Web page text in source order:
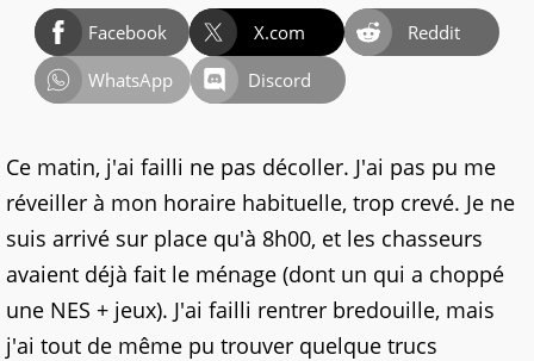
Facebook X.com
Reddit
WhatsApp
Discord
Ce matin, j'ai failli ne pas décoller. J'ai pas pu me
réveiller à mon horaire habituelle, trop crevé. Je ne
suis arrivé sur place qu'à 8h00, et les chasseurs
avaient déjà fait le ménage (dont un qui a choppé
une NES + jeux). J'ai failli rentrer bredouille, mais
j'ai tout de même pu trouver quelque trucs